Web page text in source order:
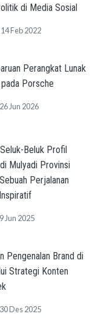
di Media Sosial
Feb 2022
Perangkat Lunak
Porsche
Jun 2026
Beluk Profil
Mulyadi Provinsi
Perjalanan
Jun 2025
Pengenalan Brand di
Strategi Konten
Des 2025